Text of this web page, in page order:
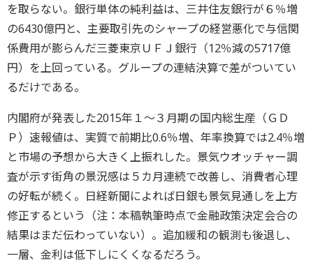
を取らない。銀行単体の純利益は、三井住友銀行が６％増
の6430億円と、主要取引先のシャープの経営悪化で与信関
係費用が膨らんだ三菱東京ＵＦＪ銀行（12％減の5717億
円）を上回っている。グループの連結決算で差がついてい
るだけである。
内閣府が発表した2015年１～３月期の国内総生産（ＧＤ
Ｐ）速報値は、実質で前期比0.6％増、年率換算では2.4％増
と市場の予想から大きく上振れした。景気ウオッチャー調
査が示す街角の景況感は５カ月連続で改善し、消費者心理
の好転が続く。日経新聞によれば日銀も景気見通しを上方
修正するという（注：本稿執筆時点で金融政策決定会合の
結果はまだ伝わっていない）。追加緩和の観測も後退し、
一層、金利は低下しにくくなるだろう。